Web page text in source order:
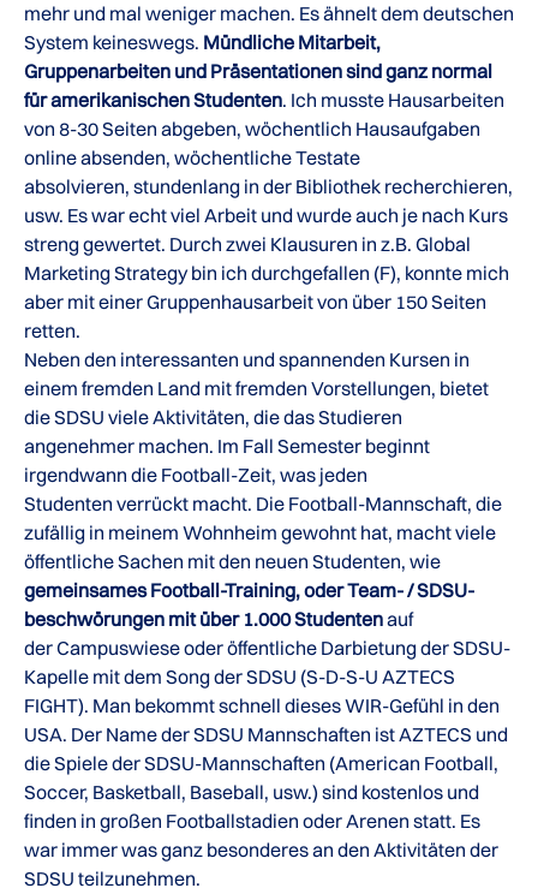
mehr und mal weniger machen. Es ähnelt dem deutschen
System keineswegs. Mündliche Mitarbeit,
Gruppenarbeiten und Präsentationen sind ganz normal
für amerikanischen Studenten. Ich musste Hausarbeiten
von 8-30 Seiten abgeben, wöchentlich Hausaufgaben
online absenden, wöchentliche Testate
absolvieren, stundenlang in der Bibliothek recherchieren,
usw. Es war echt viel Arbeit und wurde auch je nach Kurs
streng gewertet. Durch zwei Klausuren in z.B. Global
Marketing Strategy bin ich durchgefallen (F), konnte mich
aber mit einer Gruppenhausarbeit von über 150 Seiten
retten.
Neben den interessanten und spannenden Kursen in
einem fremden Land mit fremden Vorstellungen, bietet
die SDSU viele Aktivitäten, die das Studieren
angenehmer machen. Im Fall Semester beginnt
irgendwann die Football-Zeit, was jeden
Studenten verrückt macht. Die Football-Mannschaft, die
zufällig in meinem Wohnheim gewohnt hat, macht viele
öffentliche Sachen mit den neuen Studenten, wie
gemeinsames Football-Training, oder Team- / SDSU-
beschwörungen mit über 1.000 Studentenauf
der Campuswiese oder öffentliche Darbietung der SDSU-
Kapelle mit dem Song der SDSU (S-D-S-U AZTECS
FIGHT). Man bekommt schnell dieses WIR-Gefühl in den
USA. Der Name der SDSU Mannschaften ist AZTECS und
die Spiele der SDSU-Mannschaften (American Football,
Soccer, Basketball, Baseball, usw.) sind kostenlos und
finden in großen Footballstadien oder Arenen statt. Es
war immer was ganz besonderes an den Aktivitäten der
SDSU teilzunehmen.